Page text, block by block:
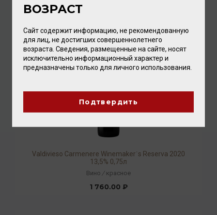
Valdivieso Carmenere Winemakerˈs Reserva 2020
13,5% 0,75л
Вино / красное
1 760.00 ₽
ВОЗРАСТ
Сайт содержит информацию, не рекомендованную
для лиц, не достигших совершеннолетнего
возраста. Сведения, размещенные на сайте, носят
исключительно информационный характер и
предназначены только для личного использования.
Подтвердить